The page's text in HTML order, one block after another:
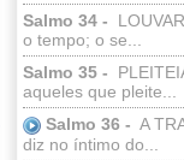
Salmo 34 -
o tempo; o se...
Salmo 35 -
aqueles que pleite...
Salmo 36 - A
diz no íntimo do...